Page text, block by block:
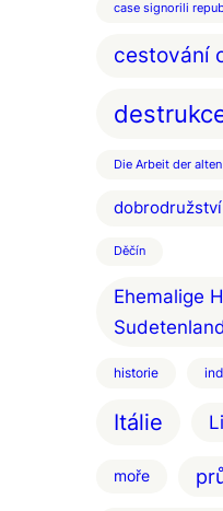
case signorili
cestování
Die Arbeit der
Děčín
Ehemalige
Sudetenland
historie
Itálie
moře